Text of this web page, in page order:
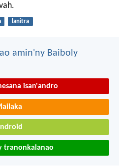
lanitra
amin'ny Baiboly
isan'andro
tranonkalanao